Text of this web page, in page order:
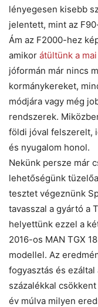
lényegesen kisebb
jelentett, mint az
Ám az F2000-hez
amikor átültünk a
jóformán már nincs
kormánykereket,
módjára vagy még
rendszerek.
földi jóval felszerelt,
és nyugalom honol.
Nekünk persze már
lehetőségünk
tesztet végeznünk
tavasszal a gyártó a
helyettünk ezzel a
2016-os MAN TGX
modellel. Az
fogyasztás és
százalékkal
év múlva milyen